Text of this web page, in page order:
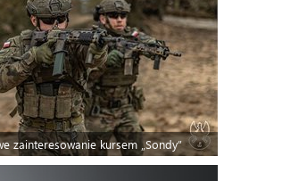
zainteresowanie kursem „Sondy”